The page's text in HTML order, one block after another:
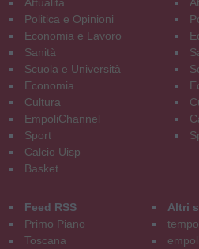
Politica e Opinioni
Economia e Lavoro
Sanità
Scuola e Università
Economia
Cultura
EmpoliChannel
Sport
Calcio Uisp
Basket
Feed RSS
Primo Piano
Toscana
Altri